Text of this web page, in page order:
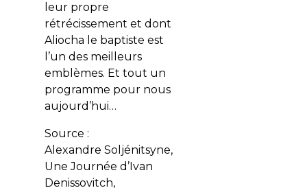
leur propre
rétrécissement et dont
Aliocha le baptiste est
l’un des meilleurs
emblèmes. Et tout un
programme pour nous
aujourd’hui…
Source :
Alexandre Soljénitsyne,
Une Journée d’Ivan
Denissovitch,